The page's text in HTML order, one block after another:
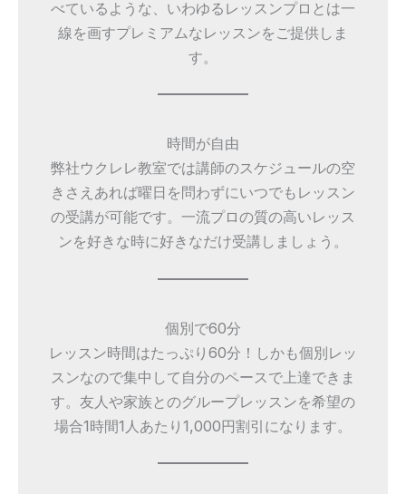
べているような、いわゆるレッスンプロとは一
線を画すプレミアムなレッスンをご提供しま
す。
時間が自由
弊社ウクレレ教室では講師のスケジュールの空
きさえあれば曜日を問わずにいつでもレッスン
の受講が可能です。一流プロの質の高いレッス
ンを好きな時に好きなだけ受講しましょう。
個別で60分
レッスン時間はたっぷり60分！しかも個別レッ
スンなので集中して自分のペースで上達できま
す。友人や家族とのグループレッスンを希望の
場合1時間1人あたり1,000円割引になります。